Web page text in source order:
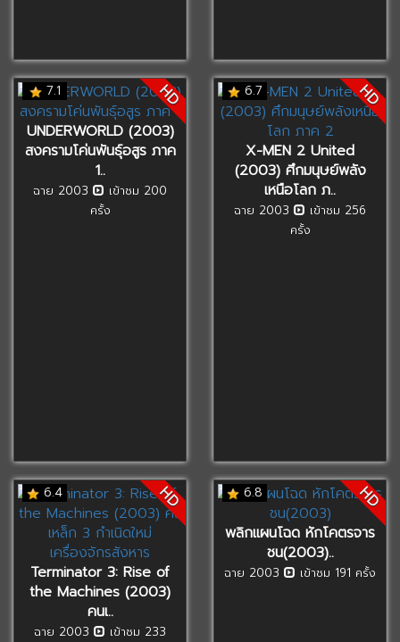
7.1 HD
UNDERWORLD (2003)
สงครามโค่นพันธุ์อสูร ภาค
1..
ฉาย 2003
เข้าชม 200
ครั้ง
6.7 HD
X-MEN 2 United
(2003) ศึกมนุษย์พลัง
เหนือโลก ภ..
ฉาย 2003
เข้าชม 256
ครั้ง
6.4 HD
Terminator 3: Rise of
the Machines (2003)
คนเ..
ฉาย 2003
เข้าชม 233
6.8 HD
พลิกแผนโฉด หักโคตรจาร
ชน(2003)..
ฉาย 2003 เข้าชม 191 ครั้ง